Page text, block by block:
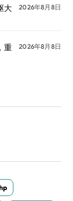
大
2026年8月8日
重
2026年8月8日